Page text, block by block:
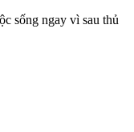
sống ngay vì sau thủ